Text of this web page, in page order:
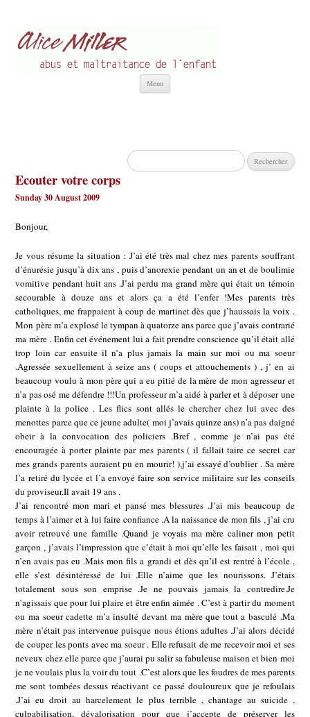
Menu
Rechercher :
Ecouter votre corps
Sunday 30 August 2009
Bonjour,
Je vous résume la situation : J’ai été très mal chez mes parents souffrant
d’énurésie jusqu’à dix ans , puis d’anorexie pendant un an et de boulimie
vomitive pendant huit ans .J’ai perdu ma grand mère qui était un témoin
secourable à douze ans et alors ça a été l’enfer !Mes parents très
catholiques, me frappaient à coup de martinet dès que j’haussais la voix .
Mon père m’a explosé le tympan à quatorze ans parce que j’avais contrarié
ma mère . Enfin cet événement lui a fait prendre conscience qu’il était allé
trop loin car ensuite il n’a plus jamais la main sur moi ou ma soeur
.Agressée sexuellement à seize ans ( coups et attouchements ) , j’ en ai
beaucoup voulu à mon père qui a eu pitié de la mère de mon agresseur et
n’a pas osé me défendre !!!Un professeur m’a aidé à parler et à déposer une
plainte à la police . Les flics sont allés le chercher chez lui avec des
menottes parce que ce jeune adulte( moi j’avais quinze ans) n’a pas daigné
obeir à la convocation des policiers .Bref , comme je n’ai pas été
encouragée à porter plainte par mes parents ( il fallait taire ce secret car
mes grands parents auraient pu en mourir! ),j’ai essayé d’oublier . Sa mère
l’a retiré du lycée et l’a envoyé faire son service militaire sur les conseils
du proviseur.Il avait 19 ans .
J’ai rencontré mon mari et pansé mes blessures .J’ai mis beaucoup de
temps à l’aimer et à lui faire confiance .A la naissance de mon fils , j’ai cru
avoir retrouvé une famille .Quand je voyais ma mère caliner mon petit
garçon , j’avais l’impression que c’était à moi qu’elle les faisait , moi qui
n’en avais pas eu .Mais mon fils a grandi et dès qu’il est rentré à l’école ,
elle s’est désintéressé de lui .Elle n’aime que les nourissons. J’étais
totalement sous son emprise .Je ne pouvais jamais la contredire.Je
n’agissais que pour lui plaire et être enfin aimée . C’est à partir du moment
ou ma soeur cadette m’a insulté devant ma mère que tout a basculé .Ma
mère n’était pas intervenue puisque nous étions adultes .J’ai alors décidé
de couper les ponts avec ma soeur . Elle refusait de me recevoir moi et ses
neveux chez elle parce que j’aurai pu salir sa fabuleuse maison et bien moi
je ne voulais plus la voir du tout .C’est alors que les foudres de mes parents
me sont tombées dessus réactivant ce passé douloureux que je refoulais
.J’ai eu droit au harcelement le plus terrible , chantage au suicide ,
culpabilisation, dévalorisation pour que j’accepte de préserver les